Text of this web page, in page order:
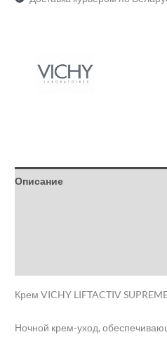
Описание
Крем VICHY LIFTACTIV
Ночной крем-уход,